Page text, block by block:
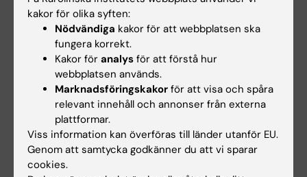
forskningsspecialist vid institutionen för
onkologi-patologi, Karolinska Institutet.
Nästa steg är nu att testa metoden i större
patientmaterial och att undersöka möjligheten
att kombinera den med andra molekylära
metoder för att förutsäga behandlingssvar
ännu bättre och studera
resistensmekanismer.
Forskningen är finansierad av Cancerfonden,
kakor för olika syften:
Nödvändiga kakor för att webbplatsen ska
fungera korrekt.
Kakor för analys för att förstå hur
webbplatsen används.
Marknadsföringskakor för att visa och spåra
relevant innehåll och annonser från externa
plattformar.
Viss information kan överföras till länder utanför EU.
Genom att samtycka godkänner du att vi sparar
cookies.